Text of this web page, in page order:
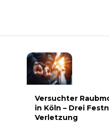
Versuchter
in Köln – Drei
Verletzung